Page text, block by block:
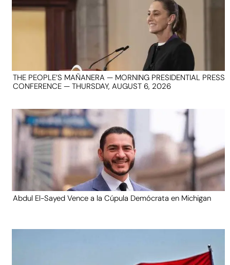
THE PEOPLE’S MAÑANERA — MORNING PRESIDENTIAL PRESS
CONFERENCE — THURSDAY, AUGUST 6, 2026
Abdul El-Sayed Vence a la Cúpula Demócrata en Michigan